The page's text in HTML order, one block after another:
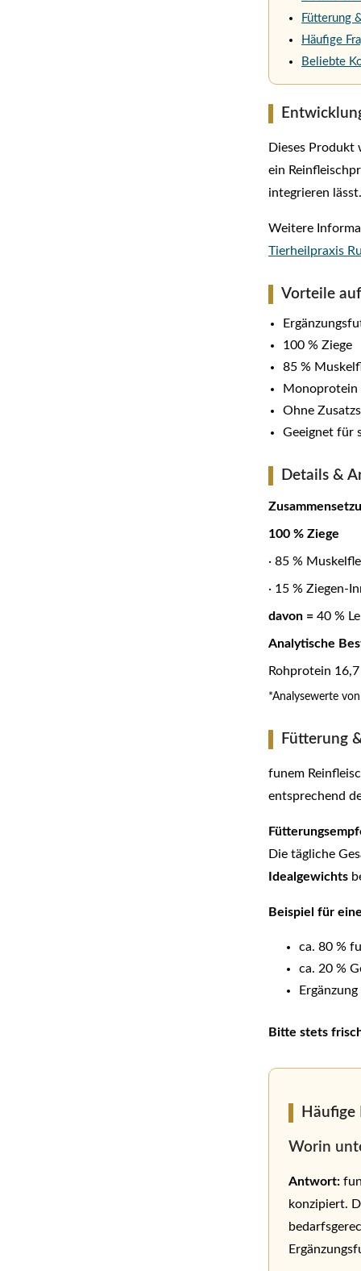
Fütterung
Häufige
Beliebte
Dieses Produkt
ein
integrieren lässt.
Weitere
Tierheilpraxis
Vorteile
100 % Ziege
85 %
Monoprotein
Ohne
Geeignet für
Details &
100 % Ziege
· 85 %
· 15 % Ziegen-
davon = 40 %
Analytische
Rohprotein 16,7
*Analysewerte
Fütterung
funem
entsprechend
Die tägliche
Idealgewichts
Beispiel für
ca. 80 %
ca. 20 %
Bitte stets
Häufige
Worin
Antwort:
konzipiert.